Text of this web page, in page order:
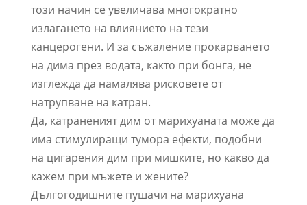
този начин се увеличава многократно
излагането на влиянието на тези
канцерогени. И за съжаление прокарването
на дима през водата, както при бонга, не
изглежда да намалява рисковете от
натрупване на катран.
Да, катраненият дим от марихуаната може да
има стимулиращи тумора ефекти, подобни
на цигарения дим при мишките, но какво да
кажем при мъжете и жените?
Дългогодишните пушачи на марихуана